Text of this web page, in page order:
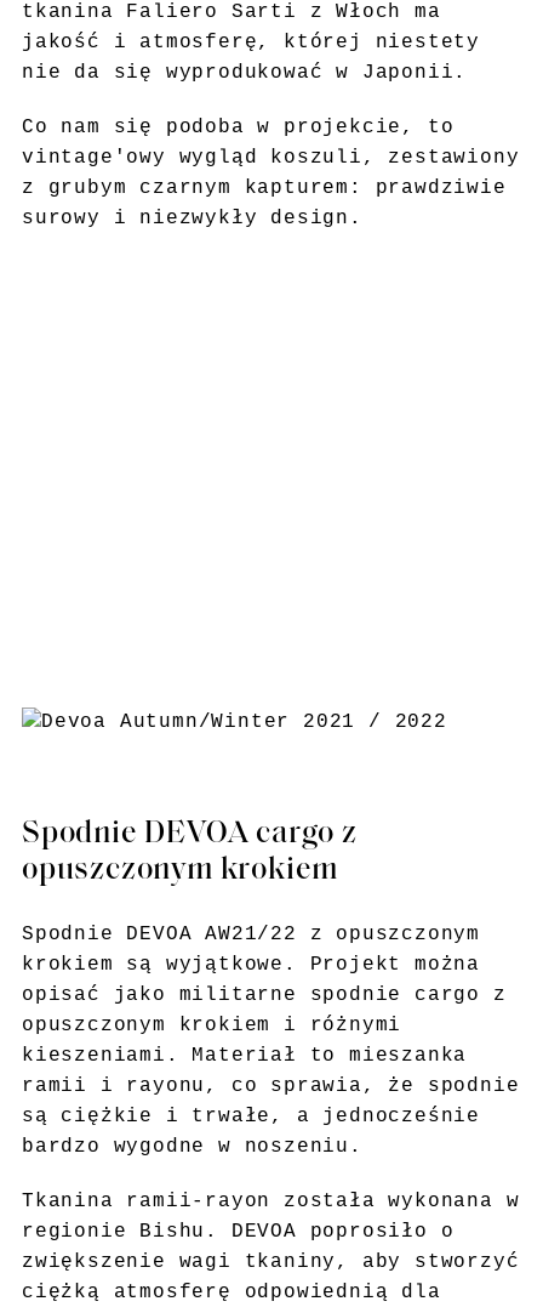
tkanina Faliero Sarti z Włoch ma
jakość i atmosferę, której niestety
nie da się wyprodukować w Japonii.
Co nam się podoba w projekcie, to
vintage'owy wygląd koszuli, zestawiony
z grubym czarnym kapturem: prawdziwie
surowy i niezwykły design.
Spodnie DEVOA cargo z
opuszczonym krokiem
Spodnie DEVOA AW21/22 z opuszczonym
krokiem są wyjątkowe. Projekt można
opisać jako militarne spodnie cargo z
opuszczonym krokiem i różnymi
kieszeniami. Materiał to mieszanka
ramii i rayonu, co sprawia, że spodnie
są ciężkie i trwałe, a jednocześnie
bardzo wygodne w noszeniu.
Tkanina ramii-rayon została wykonana w
regionie Bishu. DEVOA poprosiło o
zwiększenie wagi tkaniny, aby stworzyć
ciężką atmosferę odpowiednią dla